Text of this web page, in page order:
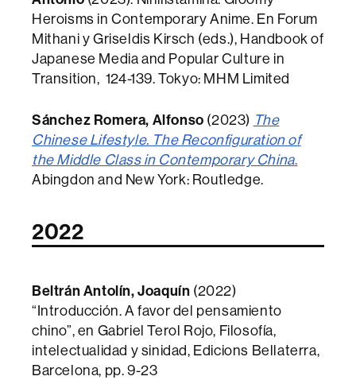
Heroisms in Contemporary Anime. En Forum
Mithani y Griseldis Kirsch (eds.), Handbook of
Japanese Media and Popular Culture in
Transition, 124-139. Tokyo: MHM Limited
Sánchez Romera, Alfonso (2023) The
Chinese Lifestyle. The Reconfiguration of
the Middle Class in Contemporary China.
Abingdon and New York: Routledge.
2022
Beltrán Antolín, Joaquín (2022)
“Introducción. A favor del pensamiento
chino”, en Gabriel Terol Rojo, Filosofía,
intelectualidad y sinidad, Edicions Bellaterra,
Barcelona, pp. 9-23